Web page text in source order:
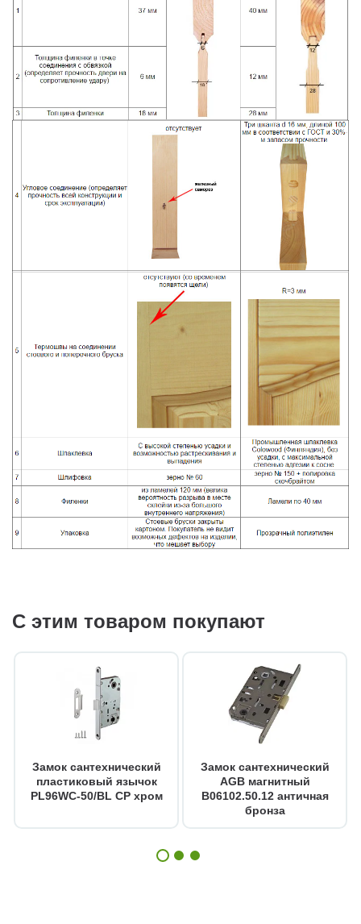
С этим товаром покупают
Замок сантехнический
пластиковый язычок
PL96WC-50/BL CP хром
Замок сантехнический
AGB магнитный
B06102.50.12 античная
бронза